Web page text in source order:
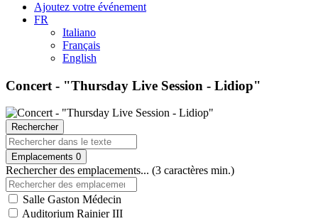
Ajoutez votre événement
FR
Italiano
Français
English
Concert - "Thursday Live Session - Lidiop"
Rechercher
Emplacements 0
Rechercher des emplacements... (3 caractères min.)
Salle Gaston Médecin
Auditorium Rainier III